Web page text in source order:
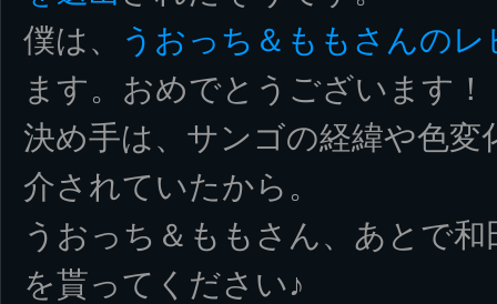
僕は、
うおっち＆ももさんのレ
ます。おめでとうございます！
決め手は、サンゴの経緯や色変
介されていたから。
うおっち＆ももさん、あとで
を貰ってください♪